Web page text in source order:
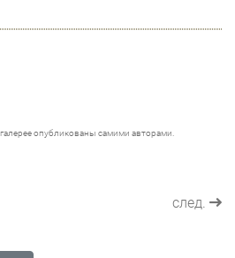
опубликованы самими авторами.
след.